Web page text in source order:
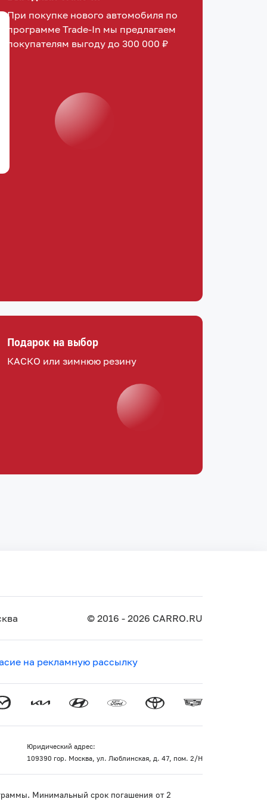
При покупке нового автомобиля по
программе Trade-In мы предлагаем
покупателям выгоду до 300 000 ₽
Подарок на выбор
КАСКО или зимнюю резину
© 2016 - 2026 CARRO.RU
на рекламную рассылку
Юридический адрес:
109390 гор. Москва, ул. Люблинская, д. 47, пом. 2/Н
Минимальный срок погашения от 2